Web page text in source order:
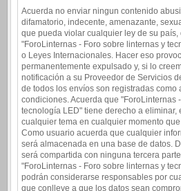
Acuerda no enviar ningun contenido
difamatorio, indecente, amenazante,
que pueda violar cualquier ley de su país,
"ForoLinternas - Foro sobre linternas y
o Leyes Internacionales. Hacer eso
permanentemente expulsado y, si lo
notificación a su Proveedor de Servicios
de todos los envíos son registradas como
condiciones. Acuerda que "ForoLinternas
tecnología LED" tiene derecho a eliminar,
cualquier tema en cualquier momento
Como usuario acuerda que cualquier
será almacenada en una base de datos.
será compartida con ninguna tercera
"ForoLinternas - Foro sobre linternas y
podrán considerarse responsables por
que conlleve a que los datos sean